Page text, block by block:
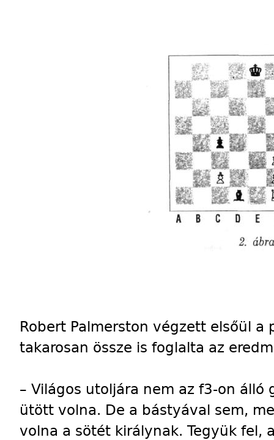
Robert Palmerston végzett elsőül a
takarosan össze is foglalta az
– Világos utoljára nem az f3-on
ütött volna. De a bástyával sem,
volna a sötét királynak. Tegyük fel,